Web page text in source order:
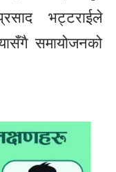
भट्टराईले
समायोजनको